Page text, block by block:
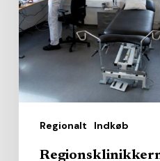
Regionalt Indkøb
ikke
samme
krav
som
udbudsklinikkerne